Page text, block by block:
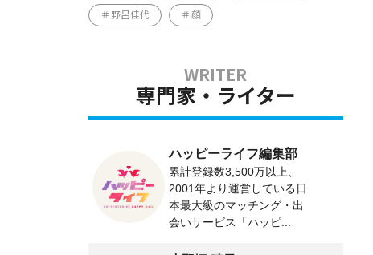
野呂佳代 顔
専門家・ライター
ハッピーライフ編集部
累計登録数3,500万以上、
2001年より運営している日
本最大級のマッチング・出
会いサービス「ハッピ...